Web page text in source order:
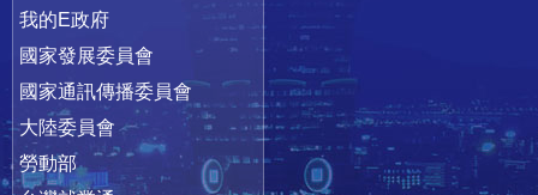
我的E政府
國家發展委員會
國家通訊傳播委員會
大陸委員會
勞動部